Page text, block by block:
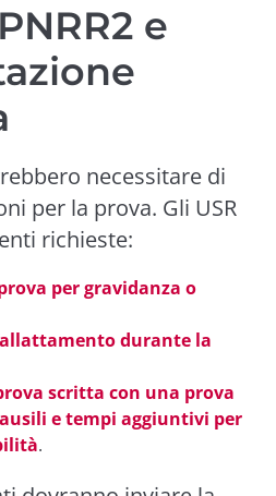
e
necessitare di
per la prova. Gli USR
richieste:
per gravidanza o
durante la
scritta con una prova
e tempi aggiuntivi per
.